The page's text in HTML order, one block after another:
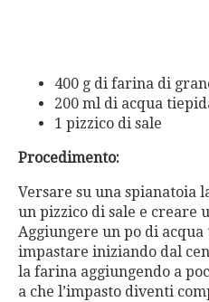
400 g di farina di
200 ml di acqua
1 pizzico di sale
Procedimento:
Versare su una spianatoia
un pizzico di sale e creare
Aggiungere un po di
impastare iniziando dal
la farina aggiungendo a
a che l’impasto diventi